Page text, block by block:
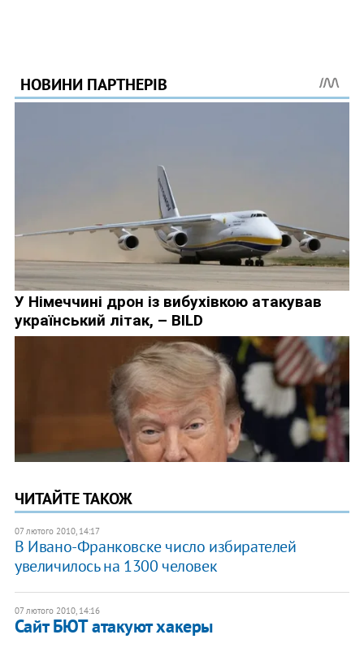
ЧИТАЙТЕ ТАКОЖ
07 лютого 2010, 14:17
В Ивано-Франковске число избирателей
увеличилось на 1300 человек
07 лютого 2010, 14:16
Сайт БЮТ атакуют хакеры